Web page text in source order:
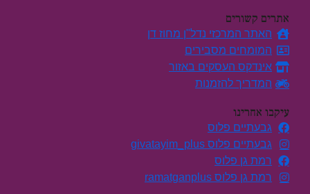
אתרים קשורים
האתר המרכזי נדל"ן מחוז דן
המומחים מסבירים
אינדקס העסקים באזור
המדריך להזמנות
עיקבו אחרינו
גבעתיים פלוס
גבעתיים פלוס givatayim_plus
רמת גן פלוס
רמת גן פלוס ramatganplus